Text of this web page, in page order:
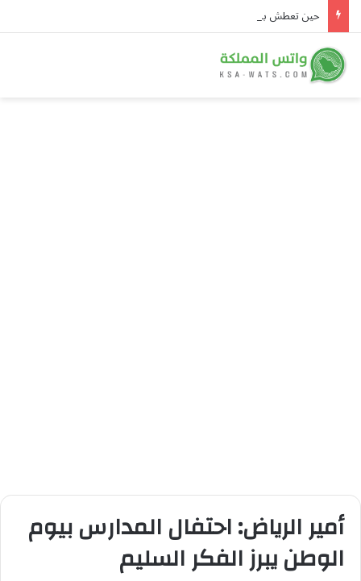
أمير الرياض: احتفال المدارس بيوم
الوطن يبرز الفكر السليم